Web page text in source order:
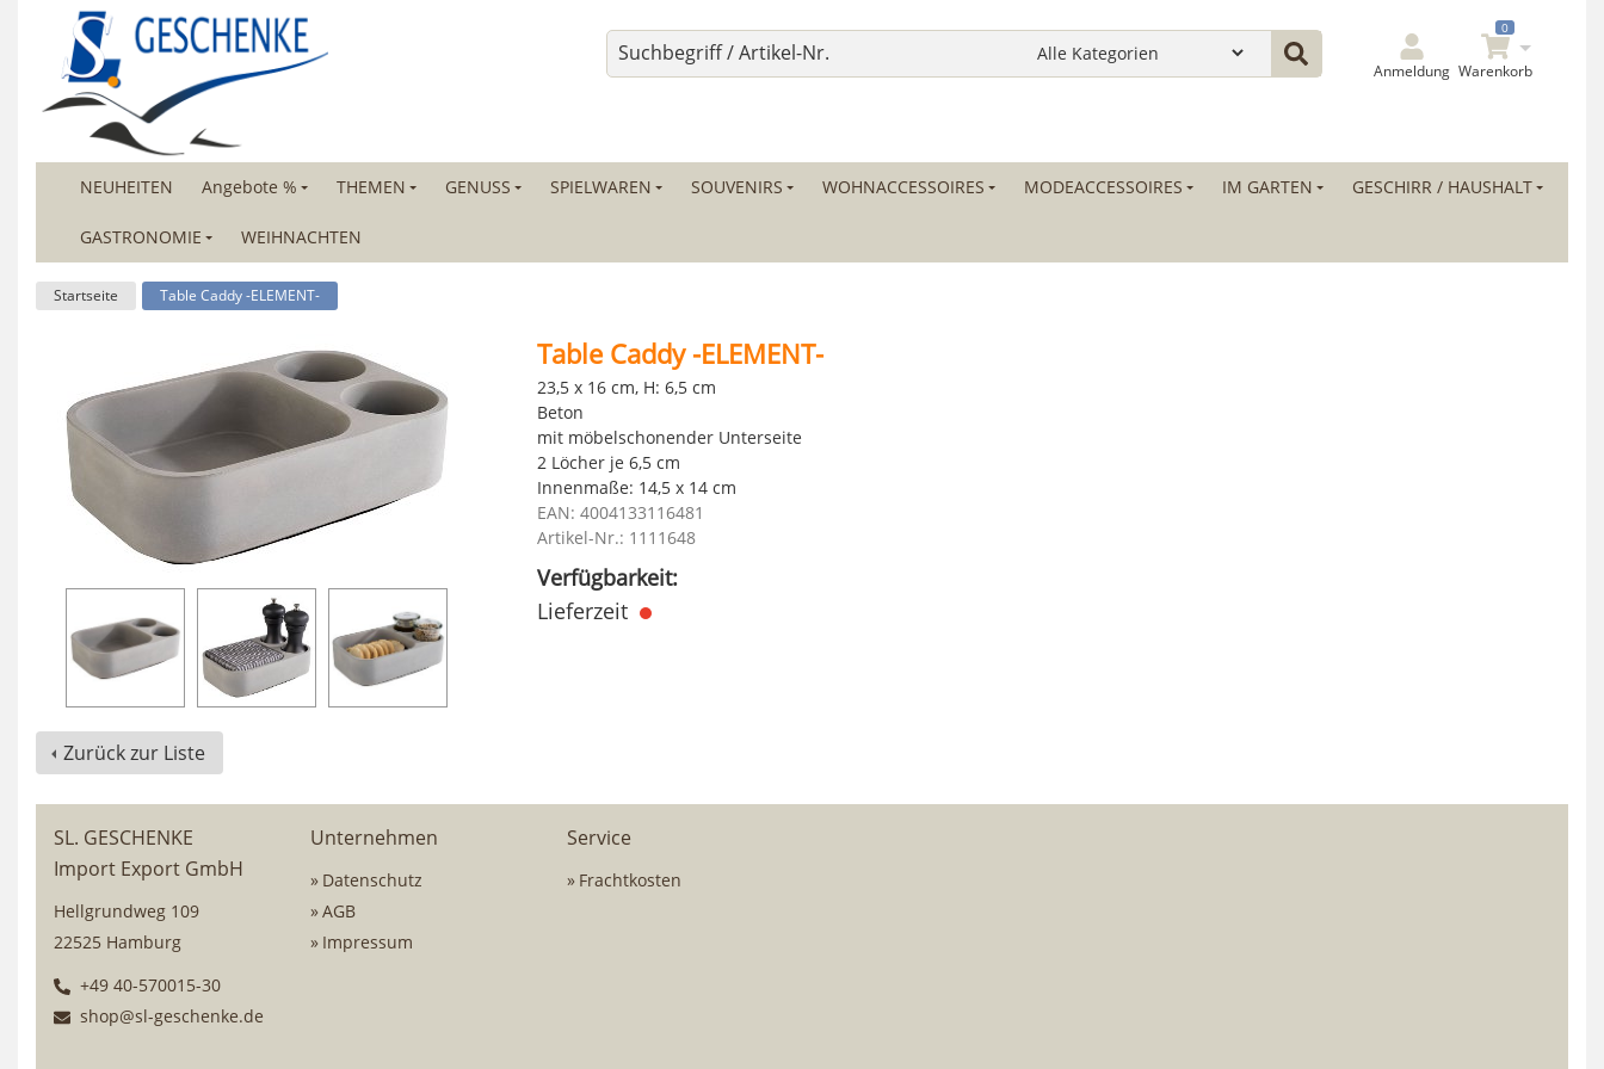
Anmeldung
0
Warenkorb
NEUHEITEN Angebote % THEMEN GENUSS SPIELWAREN SOUVENIRS WOHNACCESSOIRES MODEACCESSOIRES IM GARTEN GESCHIRR / HAUSHALT
GASTRONOMIE WEIHNACHTEN
Startseite Table Caddy -ELEMENT-
Table Caddy -ELEMENT-
23,5 x 16 cm, H: 6,5 cm
Beton
mit möbelschonender Unterseite
2 Löcher je 6,5 cm
Innenmaße: 14,5 x 14 cm
EAN: 4004133116481
Artikel-Nr.: 1111648
Verfügbarkeit:
Lieferzeit
Zurück zur Liste
SL. GESCHENKE
Import Export GmbH
Hellgrundweg 109
22525 Hamburg
+49 40-570015-30
shop@sl-geschenke.de
Unternehmen
Datenschutz
AGB
Impressum
Service
Frachtkosten